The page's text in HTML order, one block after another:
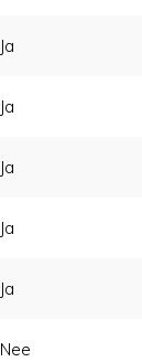
Ja
Ja
Ja
Ja
Ja
Nee